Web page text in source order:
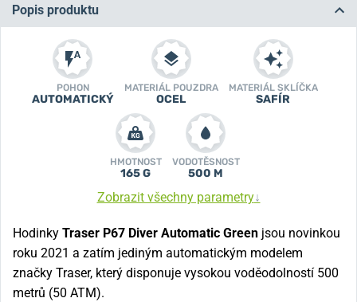
Popis produktu
POHON
AUTOMATICKÝ
MATERIÁL POUZDRA
OCEL
MATERIÁL SKLÍČKA
SAFÍR
HMOTNOST
165 G
VODOTĚSNOST
500 M
Zobrazit všechny parametry↓
Hodinky Traser P67 Diver Automatic Green jsou novinkou
roku 2021 a zatím jediným automatickým modelem
značky Traser, který disponuje vysokou voděodolností 500
metrů (50 ATM).